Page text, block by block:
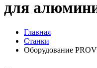
для
Главная
Станки
Оборудование